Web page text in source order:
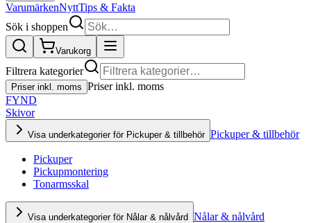
VarumärkenNyttTips & Fakta
Sök i shoppen
Varukorg
Filtrera kategorier
Priser inkl. moms Priser inkl. moms
FYND
Skivor
Visa underkategorier för Pickuper & tillbehör Pickuper & tillbehör
Pickuper
Pickupmontering
Tonarmsskal
Visa underkategorier för Nålar & nålvård Nålar & nålvård